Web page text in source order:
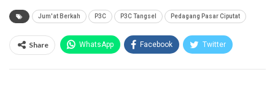
Jum'at Berkah P3C P3C Tangsel Pedagang Pasar Ciputat
Share WhatsApp Facebook Twitter